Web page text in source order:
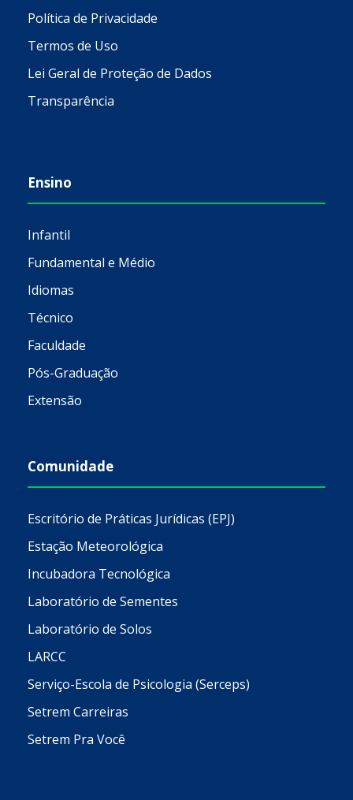
Política de Privacidade
Termos de Uso
Lei Geral de Proteção de Dados
Transparência
Ensino
Infantil
Fundamental e Médio
Idiomas
Técnico
Faculdade
Pós-Graduação
Extensão
Comunidade
Escritório de Práticas Jurídicas (EPJ)
Estação Meteorológica
Incubadora Tecnológica
Laboratório de Sementes
Laboratório de Solos
LARCC
Serviço-Escola de Psicologia (Serceps)
Setrem Carreiras
Setrem Pra Você